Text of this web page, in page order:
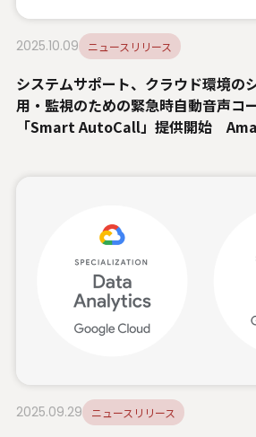
2025.10.09 ニュースリリース
システムサポート、クラウド環境の
用・監視のための緊急時自動音声コ
「Smart AutoCall」提供開始
2025.09.29 ニュースリリース